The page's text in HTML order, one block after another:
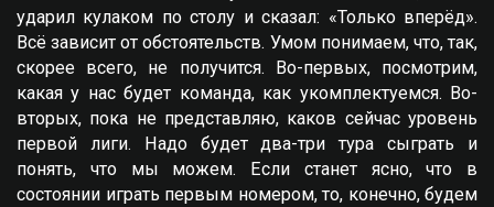
ударил кулаком по столу и сказал: «Только вперёд».
Всё зависит от обстоятельств. Умом понимаем, что, так,
скорее всего, не получится. Во-первых, посмотрим,
какая у нас будет команда, как укомплектуемся. Во-
вторых, пока не представляю, каков сейчас уровень
первой лиги. Надо будет два-три тура сыграть и
понять, что мы можем. Если станет ясно, что в
состоянии играть первым номером, то, конечно, будем